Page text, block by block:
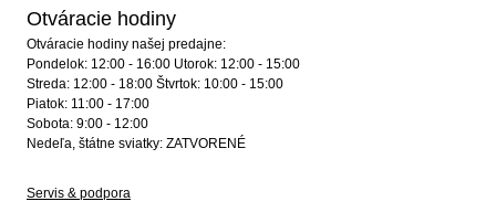
Otváracie hodiny
Otváracie hodiny našej predajne:
Pondelok: 12:00 - 16:00 Utorok: 12:00 - 15:00
Streda: 12:00 - 18:00 Štvrtok: 10:00 - 15:00
Piatok: 11:00 - 17:00
Sobota: 9:00 - 12:00
Nedeľa, štátne sviatky: ZATVORENÉ
Servis & podpora